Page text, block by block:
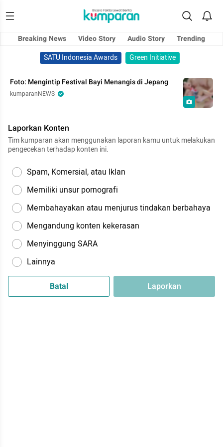
Breaking News Video Story Audio Story
Trending
SATU Indonesia Awards
Green Initiative
Foto: Mengintip Festival Bayi Menangis di Jepang
kumparanNEWS
Laporkan Konten
Tim kumparan akan menggunakan laporan kamu untuk melakukan
pengecekan terhadap konten ini.
Spam, Komersial, atau Iklan
Memiliki unsur pornografi
Membahayakan atau menjurus tindakan berbahaya
Mengandung konten kekerasan
Menyinggung SARA
Lainnya
Batal Laporkan